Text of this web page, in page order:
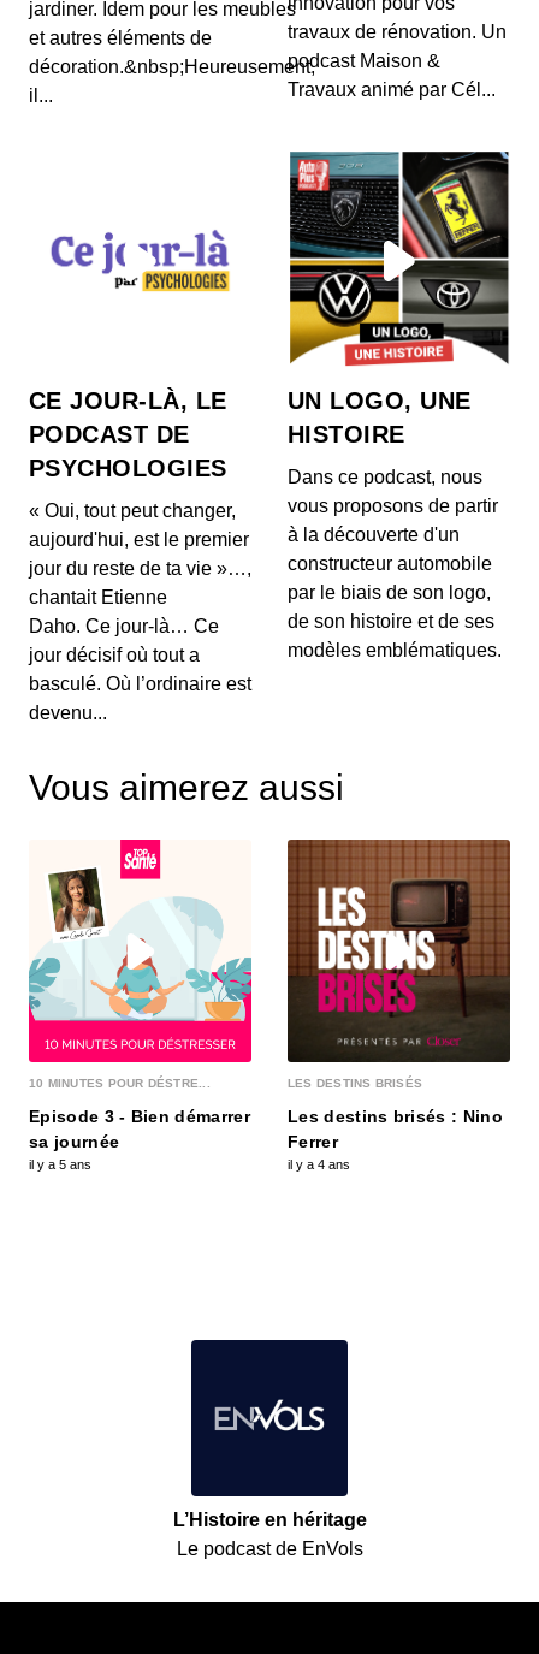
jardiner. Idem pour les meubles
et autres éléments de
décoration.&nbsp;Heureusement,
il...
travaux de rénovation. Un
podcast Maison &
Travaux animé par Cél...
CE JOUR-LÀ, LE
PODCAST DE
PSYCHOLOGIES
« Oui, tout peut changer,
aujourd'hui, est le premier
jour du reste de ta vie »…,
chantait Etienne
Daho. Ce jour-là… Ce
jour décisif où tout a
basculé. Où l’ordinaire est
devenu...
UN LOGO, UNE
HISTOIRE
Dans ce podcast, nous
vous proposons de partir
à la découverte d'un
constructeur automobile
par le biais de son logo,
de son histoire et de ses
modèles emblématiques.
Vous aimerez aussi
10 MINUTES POUR DÉSTRE...
Episode 3 - Bien démarrer
sa journée
il y a 5 ans
LES DESTINS BRISÉS
Les destins brisés : Nino
Ferrer
il y a 4 ans
L’Histoire en héritage
Le podcast de EnVols